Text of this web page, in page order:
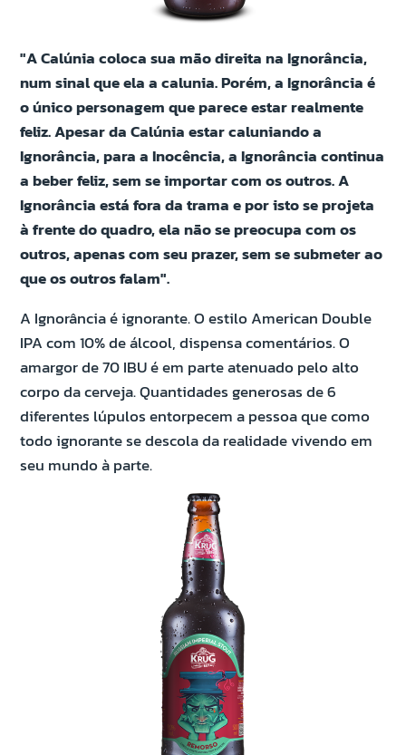
"A Calúnia coloca sua mão direita na Ignorância,
num sinal que ela a calunia. Porém, a Ignorância é
o único personagem que parece estar realmente
feliz. Apesar da Calúnia estar caluniando a
Ignorância, para a Inocência, a Ignorância continua
a beber feliz, sem se importar com os outros. A
Ignorância está fora da trama e por isto se projeta
à frente do quadro, ela não se preocupa com os
outros, apenas com seu prazer, sem se submeter ao
que os outros falam".
A Ignorância é ignorante. O estilo American Double
IPA com 10% de álcool, dispensa comentários. O
amargor de 70 IBU é em parte atenuado pelo alto
corpo da cerveja. Quantidades generosas de 6
diferentes lúpulos entorpecem a pessoa que como
todo ignorante se descola da realidade vivendo em
seu mundo à parte.